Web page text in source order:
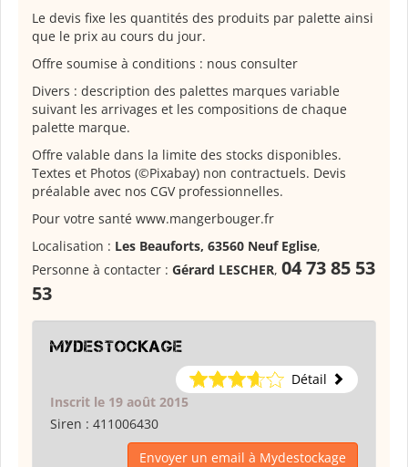
Le devis fixe les quantités des produits par palette ainsi
que le prix au cours du jour.
Offre soumise à conditions : nous consulter
Divers : description des palettes marques variable
suivant les arrivages et les compositions de chaque
palette marque.
Offre valable dans la limite des stocks disponibles.
Textes et Photos (©Pixabay) non contractuels. Devis
préalable avec nos CGV professionnelles.
Pour votre santé www.mangerbouger.fr
Localisation : Les Beauforts, 63560 Neuf Eglise,
Personne à contacter : Gérard LESCHER, 04 73 85 53
53
Mydestockage
Détail
Inscrit le 19 août 2015
Siren : 411006430
Envoyer un email à Mydestockage